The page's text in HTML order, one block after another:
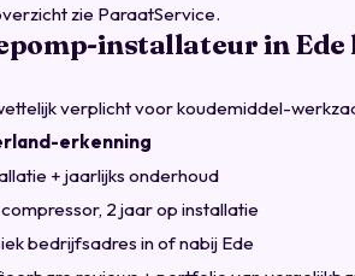
zie ParaatService.
installateur in Ede
verplicht voor koudemiddel-
erkenning
+ jaarlijks onderhoud
2 jaar op installatie
bedrijfsadres in of nabij Ede